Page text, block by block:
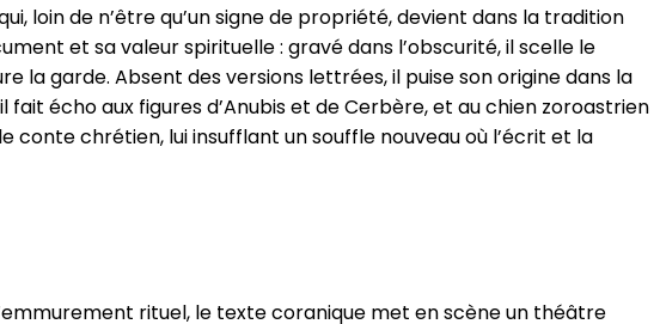
de n’être qu’un signe de propriété, devient dans la tradition
et sa valeur spirituelle : gravé dans l’obscurité, il scelle le
la garde. Absent des versions lettrées, il puise son origine dans la
écho aux figures d’Anubis et de Cerbère, et au chien zoroastrien
chrétien, lui insufflant un souffle nouveau où l’écrit et la
rituel, le texte coranique met en scène un théâtre